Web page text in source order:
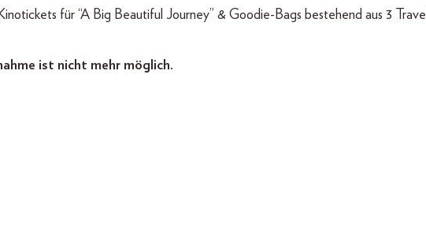
für “A Big Beautiful Journey” & Goodie-Bags bestehend aus 3 Travel
ist nicht mehr möglich.